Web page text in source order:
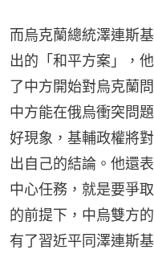
而烏克蘭總統澤連斯
出的「和平方案」，
了中方開始對烏克蘭
中方能在俄烏衝突問
好現象，基輔政權將
出自己的結論。他還
中心任務，就是要爭
的前提下，中烏雙方
有了習近平同澤連斯